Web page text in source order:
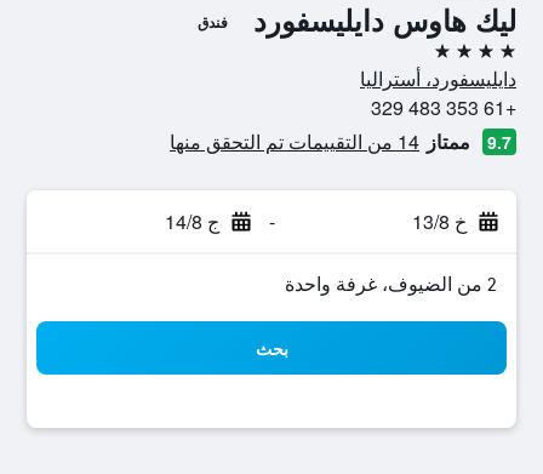
ليك هاوس دايليسفورد فندق
4 نجوم
دايليسفورد، أستراليا
+61 353 483 329
9.7 ممتاز 14 من التقييمات تم التحقق منها
خ 13/8 - ج 14/8
2 من الضيوف، غرفة واحدة
بحث